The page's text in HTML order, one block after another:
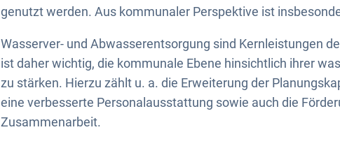
genutzt werden. Aus kommunaler Perspektive ist
Wasserver- und Abwasserentsorgung sind Kernleistungen
ist daher wichtig, die kommunale Ebene hinsichtlich ihrer
zu stärken. Hierzu zählt u. a. die Erweiterung der
eine verbesserte Personalausstattung sowie auch die
Zusammenarbeit.